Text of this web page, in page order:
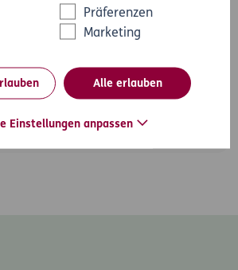
Präferenzen
Marketing
Alle erlauben
Einstellungen anpassen
(m/w/d) im Außendienst
und Osttirol